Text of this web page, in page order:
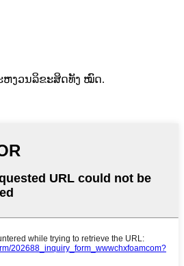
ະຫງວນລິຂະສິດທັງ ໝົດ.